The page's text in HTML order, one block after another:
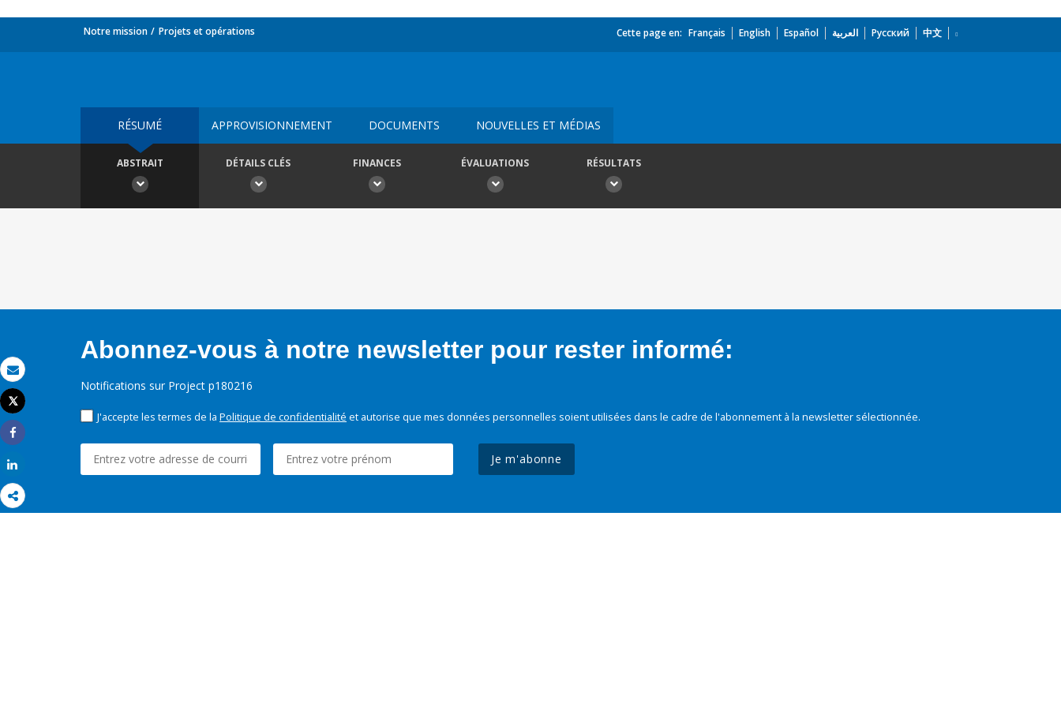
Email
Imprimer
Tweet
Share
Notre mission Projets et opérations Cette page en: Français English Español العربية Русский 中文
RÉSUMÉ APPROVISIONNEMENT DOCUMENTS NOUVELLES ET MÉDIAS
ABSTRAIT DÉTAILS CLÉS FINANCES ÉVALUATIONS RÉSULTATS
Abonnez-vous à notre newsletter pour rester informé:
Notifications sur Project p180216
J'accepte les termes de la Politique de confidentialité et autorise que mes données personnelles soient utilisées dans le cadre de l'abonnement à la newsletter sélectionnée.
Je m'abonne